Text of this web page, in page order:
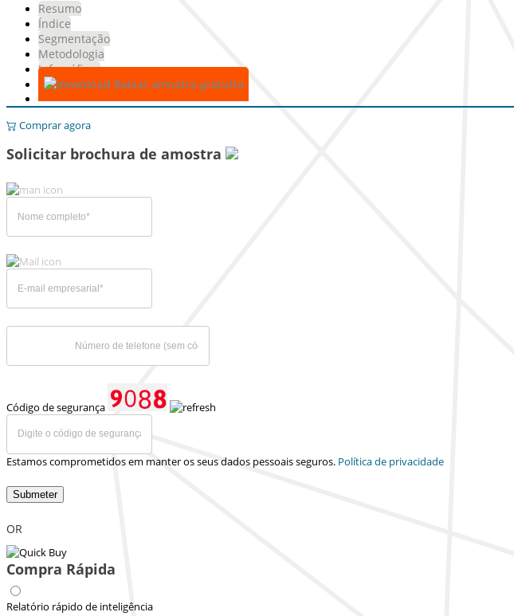
Resumo
Índice
Segmentação
Metodologia
Infográficos
Baixar amostra gratuita
Comprar agora
Solicitar brochura de amostra
Código de segurança
Estamos comprometidos em manter os seus dados pessoais seguros. Política de privacidade
Submeter
OR
Compra Rápida
Relatório rápido de inteligência